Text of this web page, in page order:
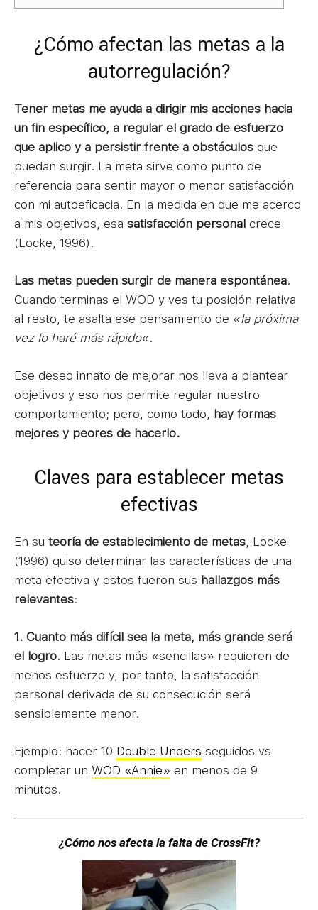
¿Cómo afectan las metas a la
autorregulación?
Tener metas me ayuda a dirigir mis acciones hacia
un fin específico, a regular el grado de esfuerzo
que aplico y a persistir frente a obstáculos que
puedan surgir. La meta sirve como punto de
referencia para sentir mayor o menor satisfacción
con mi autoeficacia. En la medida en que me acerco
a mis objetivos, esa satisfacción personal crece
(Locke, 1996).
Las metas pueden surgir de manera espontánea.
Cuando terminas el WOD y ves tu posición relativa
al resto, te asalta ese pensamiento de «la próxima
vez lo haré más rápido«.
Ese deseo innato de mejorar nos lleva a plantear
objetivos y eso nos permite regular nuestro
comportamiento; pero, como todo, hay formas
mejores y peores de hacerlo.
Claves para establecer metas
efectivas
En su teoría de establecimiento de metas , Locke
(1996) quiso determinar las características de una
meta efectiva y estos fueron sus hallazgos más
relevantes:
1. Cuanto más difícil sea la meta, más grande será
el logro. Las metas más «sencillas» requieren de
menos esfuerzo y, por tanto, la satisfacción
personal derivada de su consecución será
sensiblemente menor.
Ejemplo: hacer 10 Double Unders seguidos vs
completar un WOD «Annie» en menos de 9
minutos.
¿Cómo nos afecta la falta de CrossFit?